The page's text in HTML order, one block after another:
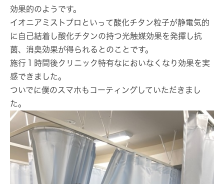
効果的のようです。
イオニアミストプロといって酸化チタン粒子が静電気的
に自己結着し酸化チタンの持つ光触媒効果を発揮し抗
菌、消臭効果が得られるとのことです。
施行１時間後クリニック特有なにおいなくなり効果を実
感できました。
ついでに僕のスマホもコーティングしていただきまし
た。